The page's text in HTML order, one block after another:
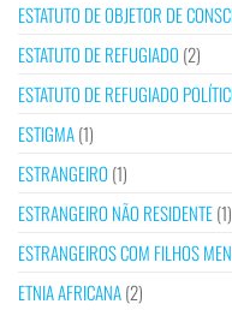
ESTATUTO DE OBJETOR DE
ESTATUTO DE REFUGIADO (2)
ESTATUTO DE REFUGIADO
ESTIGMA(1)
ESTRANGEIRO (1)
ESTRANGEIRO NÃO RESIDENTE(1)
ESTRANGEIROS COM FILHOS
ETNIA AFRICANA(2)